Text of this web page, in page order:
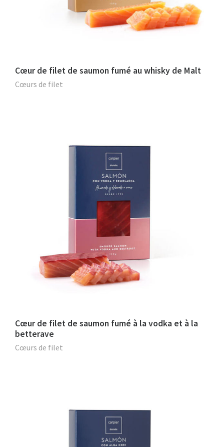
Cœur de filet de saumon fumé au whisky de Malt
Cœurs de filet
Cœur de filet de saumon fumé à la vodka et à la
betterave
Cœurs de filet